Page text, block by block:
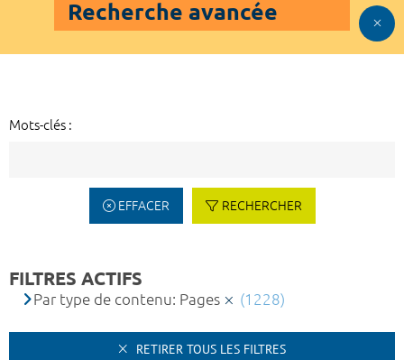
Recherche avancée
Mots-clés :
EFFACER RECHERCHER
FILTRES ACTIFS
Par type de contenu: Pages (1228)
RETIRER TOUS LES FILTRES